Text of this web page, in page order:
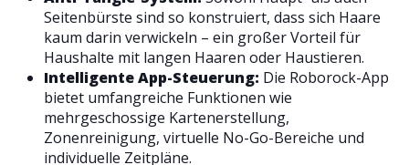
Seitenbürste sind so konstruiert, dass sich Haare
kaum darin verwickeln – ein großer Vorteil für
Haushalte mit langen Haaren oder Haustieren.
Intelligente App-Steuerung: Die Roborock-App
bietet umfangreiche Funktionen wie
mehrgeschossige Kartenerstellung,
Zonenreinigung, virtuelle No-Go-Bereiche und
individuelle Zeitpläne.